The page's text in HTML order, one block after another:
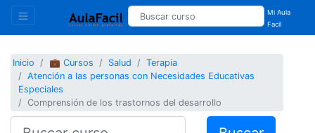
Mi Aula
Facil
Inicio 💼 Cursos Salud
Terapia
Atención a las personas con Necesidades Educativas
Especiales
Comprensión de los trastornos del desarrollo